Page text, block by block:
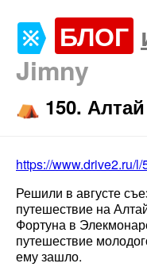
БЛОГ
Jimny
⛺️ 150.
https://www.drive2.ru/
Решили в августе
путешествие на
Фортуна в
путешествие
ему зашло.